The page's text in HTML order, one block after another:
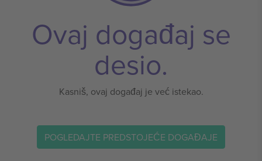
Ovaj događaj se
desio.
Kasniš, ovaj događaj je već istekao.
POGLEDAJTE PREDSTOJEĆE DOGAĐAJE